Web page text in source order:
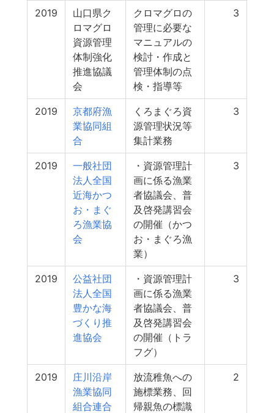
2019
山口県ク
ロマグロ
資源管理
体制強化
推進協議
会
クロマグロの
管理に必要な
マニュアルの
検討・作成と
管理体制の点
検・指導等
3
2019
京都府漁
業協同組
合
くろまぐろ資
源管理状況等
集計業務
3
2019
一般社団
法人全国
近海かつ
お・まぐ
ろ漁業協
会
・資源管理計
画に係る漁業
者協議会、普
及啓発講習会
の開催（かつ
お・まぐろ漁
業）
3
2019
公益社団
法人全国
豊かな海
づくり推
進協会
・資源管理計
画に係る漁業
者協議会、普
及啓発講習会
の開催（トラ
フグ）
3
2019
庄川沿岸
漁業協同
組合連合
放流稚魚への
施標業務、回
帰親魚の標識
2